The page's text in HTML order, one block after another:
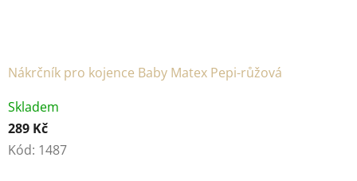
Nákrčník pro kojence Baby Matex Pepi-růžová
Skladem
289 Kč
Kód: 1487